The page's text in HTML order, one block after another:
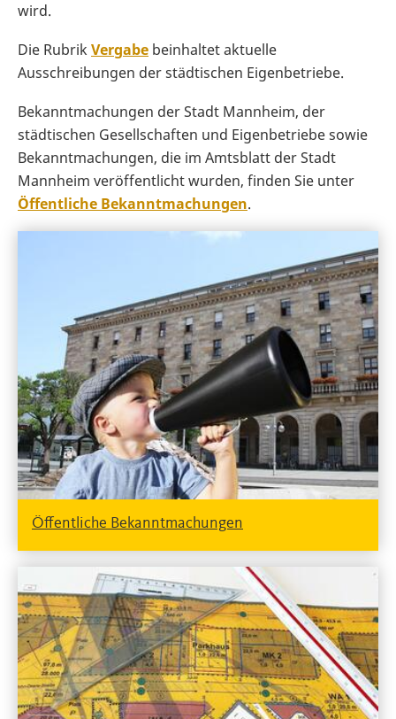
wird.
Die Rubrik Vergabe beinhaltet aktuelle
Ausschreibungen der städtischen Eigenbetriebe.
Bekanntmachungen der Stadt Mannheim, der
städtischen Gesellschaften und Eigenbetriebe sowie
Bekanntmachungen, die im Amtsblatt der Stadt
Mannheim veröffentlicht wurden, finden Sie unter
Öffentliche Bekanntmachungen.
Öffentliche Bekanntmachungen